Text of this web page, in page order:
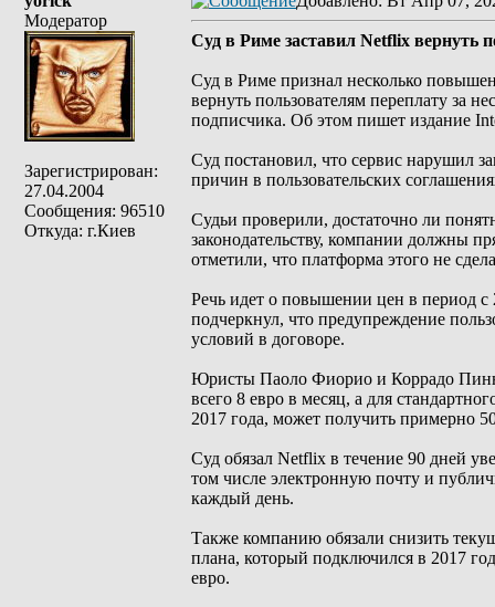
Модератор
Зарегистрирован:
27.04.2004
Сообщения: 96510
Откуда: г.Киев
Суд в Риме заставил Netflix вернуть
Суд в Риме признал несколько
вернуть пользователям переплату за
подписчика. Об этом пишет издание
Суд постановил, что сервис нарушил
причин в пользовательских
Судьи проверили, достаточно ли
законодательству, компании должны
отметили, что платформа этого не
Речь идет о повышении цен в период
подчеркнул, что предупреждение
условий в договоре.
Юристы Паоло Фиорио и Коррадо
всего 8 евро в месяц, а для
2017 года, может получить примерно
Суд обязал Netflix в течение 90 дней
том числе электронную почту и
каждый день.
Также компанию обязали снизить
плана, который подключился в 2017
евро.